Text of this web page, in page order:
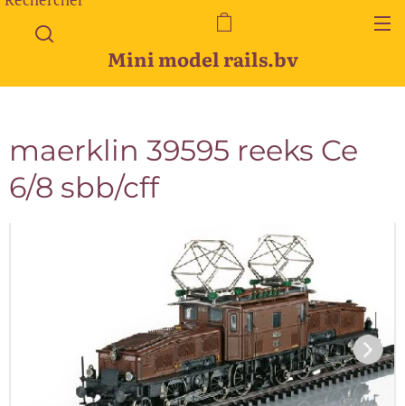
Mini model rails.bv
maerklin 39595 reeks Ce
6/8 sbb/cff